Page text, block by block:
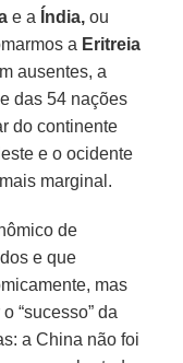
e a Índia, ou
a Eritreia
ausentes, a
das 54 nações
do continente
e o ocidente
marginal.
de
e que
mas
“sucesso” da
a China não foi